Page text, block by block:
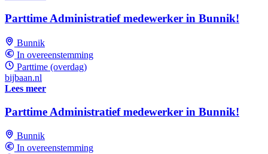
Parttime Administratief medewerker in Bunnik!
Bunnik
In overeenstemming
Parttime (overdag)
bijbaan.nl
Lees meer
Parttime Administratief medewerker in Bunnik!
Bunnik
In overeenstemming